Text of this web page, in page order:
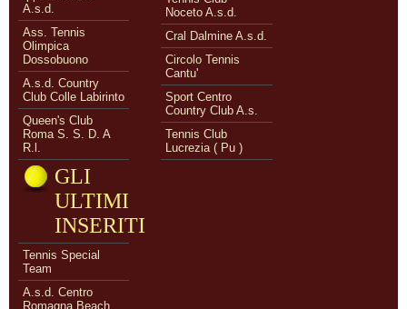
A.s.d.
Ass. Tennis
Olimpica
Dossobuono
A.s.d. Country
Club Colle Labirinto
Queen's Club
Roma S. S. D. A
R.l.
Noceto A.s.d.
Cral Dalmine A.s.d.
Circolo Tennis
Cantu'
Sport Centro
Country Club A.s.
Tennis Club
Lucrezia ( Pu )
GLI
ULTIMI
INSERITI
Tennis Special
Team
A.s.d. Centro
Romagna Beach